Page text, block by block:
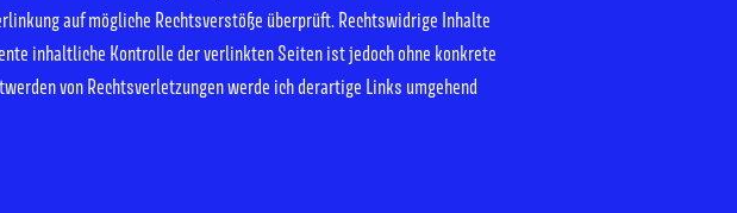
auf mögliche Rechtsverstöße überprüft. Rechtswidrige Inhalte
inhaltliche Kontrolle der verlinkten Seiten ist jedoch ohne konkrete
von Rechtsverletzungen werde ich derartige Links umgehend